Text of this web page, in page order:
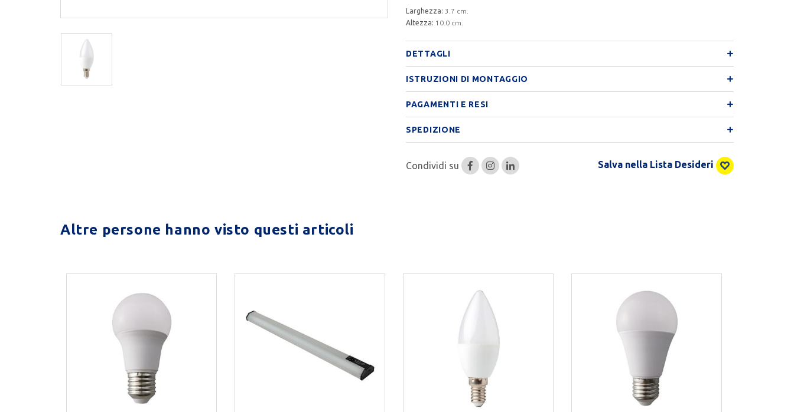
Larghezza: 3.7 cm.
Altezza: 10.0 cm.
DETTAGLI
ISTRUZIONI DI MONTAGGIO
PAGAMENTI E RESI
SPEDIZIONE
Condividi su Salva nella Lista Desideri
Altre persone hanno visto questi articoli